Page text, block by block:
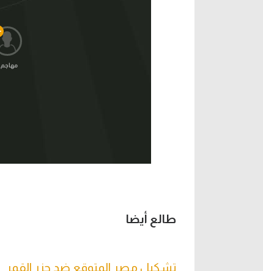
مهاجم
طالع أيضا
تشكيل مصر المتوقع ضد جزر القمر